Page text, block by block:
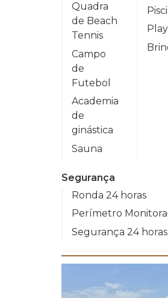
Quadra
de Beach
Tennis
Campo
de
Futebol
Academia
de
ginástica
Sauna
Segurança
Ronda 24 horas
Perímetro
Segurança 24 horas